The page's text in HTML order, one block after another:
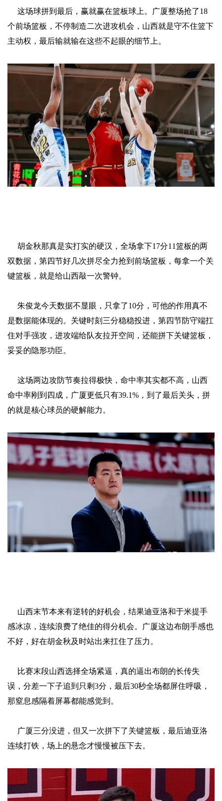
这场球拼到最后，赢就赢在篮板球上。广厦整场抢了18
个前场篮板，不停制造二次进攻机会，山西就是守不住篮下
主动权，最后输就输在这些不起眼的细节上。
胡金秋那真是实打实的硬汉，全场拿下17分11篮板的两
双数据，第四节好几次拼尽全力抢到前场篮板，每拿一个关
键篮板，就是给山西敲一次警钟。
朱俊龙今天数据不显眼，只拿了10分，可他的作用真不
是数据能体现的。关键时刻三分稳稳投进，第四节防守端扛
住对手强攻，进攻端给队友拉开空间，还能拼下关键篮板，
妥妥的隐形功臣。
这场两边攻防节奏拉得极快，命中率其实都不高，山西
命中率刚到四成，广厦更低只有39.1%，到了最后关头，拼
的就是核心球员的硬解能力。
山西末节本来有逆转的好机会，结果迪亚洛和于米提手
感冰凉，连续浪费了绝佳的得分机会。广厦这边布朗手感也
不好，好在胡金秋及时站出来扛住了压力。
比赛末段山西选择全场紧逼，真的逼出布朗的长传失
误，分差一下子追到只剩3分，最后30秒全场都屏住呼吸，
那窒息感隔着屏幕都能感觉到。
广厦三分没进，但又一次拼下了关键篮板，最后迪亚洛
连续打铁，场上的悬念才慢慢被压下去。